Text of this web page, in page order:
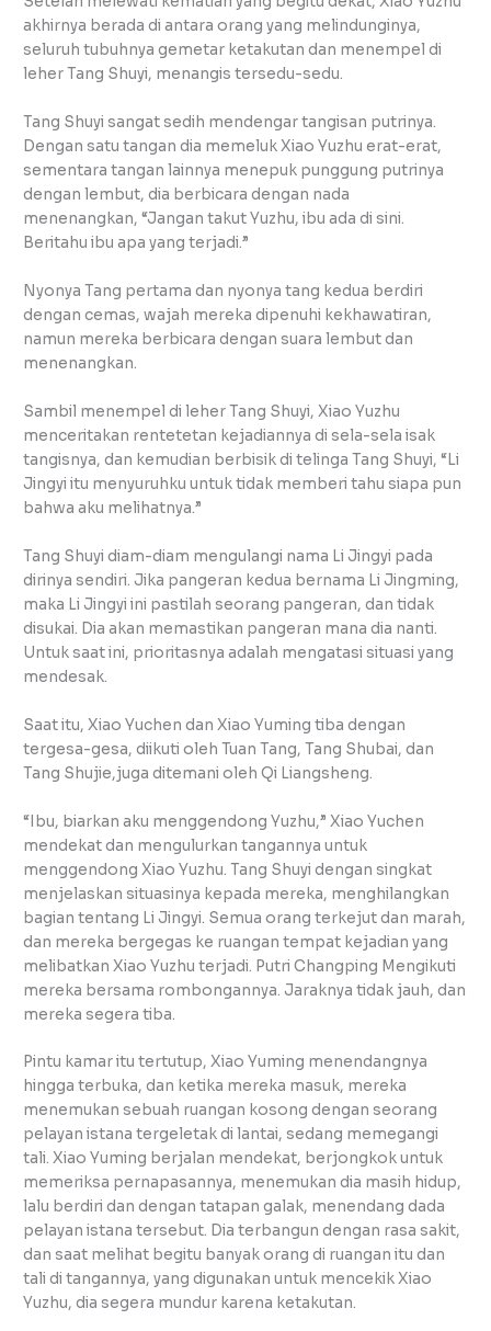
akhirnya berada di antara orang yang melindunginya,
seluruh tubuhnya gemetar ketakutan dan menempel di
leher Tang Shuyi, menangis tersedu-sedu.
Tang Shuyi sangat sedih mendengar tangisan putrinya.
Dengan satu tangan dia memeluk Xiao Yuzhu erat-erat,
sementara tangan lainnya menepuk punggung putrinya
dengan lembut, dia berbicara dengan nada
menenangkan, “Jangan takut Yuzhu, ibu ada di sini.
Beritahu ibu apa yang terjadi.”
Nyonya Tang pertama dan nyonya tang kedua berdiri
dengan cemas, wajah mereka dipenuhi kekhawatiran,
namun mereka berbicara dengan suara lembut dan
menenangkan.
Sambil menempel di leher Tang Shuyi, Xiao Yuzhu
menceritakan rentetetan kejadiannya di sela-sela isak
tangisnya, dan kemudian berbisik di telinga Tang Shuyi, “Li
Jingyi itu menyuruhku untuk tidak memberi tahu siapa pun
bahwa aku melihatnya.”
Tang Shuyi diam-diam mengulangi nama Li Jingyi pada
dirinya sendiri. Jika pangeran kedua bernama Li Jingming,
maka Li Jingyi ini pastilah seorang pangeran, dan tidak
disukai. Dia akan memastikan pangeran mana dia nanti.
Untuk saat ini, prioritasnya adalah mengatasi situasi yang
mendesak.
Saat itu, Xiao Yuchen dan Xiao Yuming tiba dengan
tergesa-gesa, diikuti oleh Tuan Tang, Tang Shubai, dan
Tang Shujie,juga ditemani oleh Qi Liangsheng.
“Ibu, biarkan aku menggendong Yuzhu,” Xiao Yuchen
mendekat dan mengulurkan tangannya untuk
menggendong Xiao Yuzhu. Tang Shuyi dengan singkat
menjelaskan situasinya kepada mereka, menghilangkan
bagian tentang Li Jingyi. Semua orang terkejut dan marah,
dan mereka bergegas ke ruangan tempat kejadian yang
melibatkan Xiao Yuzhu terjadi. Putri Changping Mengikuti
mereka bersama rombongannya. Jaraknya tidak jauh, dan
mereka segera tiba.
Pintu kamar itu tertutup, Xiao Yuming menendangnya
hingga terbuka, dan ketika mereka masuk, mereka
menemukan sebuah ruangan kosong dengan seorang
pelayan istana tergeletak di lantai, sedang memegangi
tali. Xiao Yuming berjalan mendekat, berjongkok untuk
memeriksa pernapasannya, menemukan dia masih hidup,
lalu berdiri dan dengan tatapan galak, menendang dada
pelayan istana tersebut. Dia terbangun dengan rasa sakit,
dan saat melihat begitu banyak orang di ruangan itu dan
tali di tangannya, yang digunakan untuk mencekik Xiao
Yuzhu, dia segera mundur karena ketakutan.